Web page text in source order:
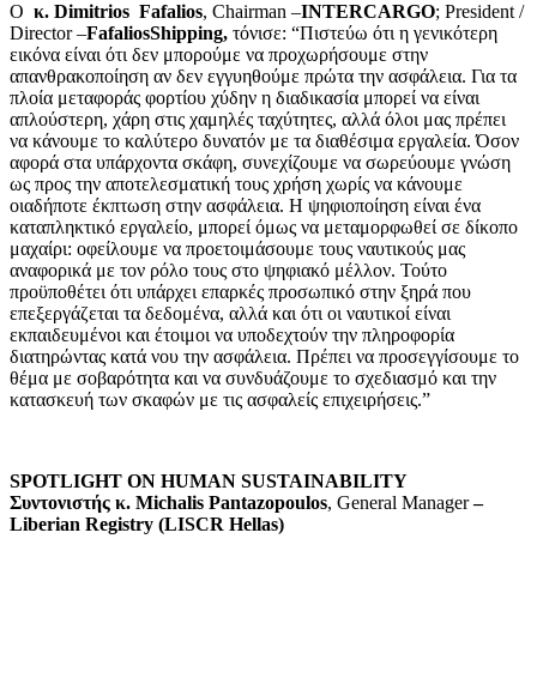
O κ. Dimitrios Fafalios, Chairman –INTERCARGO; President /
Director –FafaliosShipping, τόνισε: “Πιστεύω ότι η γενικότερη
εικόνα είναι ότι δεν μπορούμε να προχωρήσουμε στην
απανθρακοποίηση αν δεν εγγυηθούμε πρώτα την ασφάλεια. Για τα
πλοία μεταφοράς φορτίου χύδην η διαδικασία μπορεί να είναι
απλούστερη, χάρη στις χαμηλές ταχύτητες, αλλά όλοι μας πρέπει
να κάνουμε το καλύτερο δυνατόν με τα διαθέσιμα εργαλεία. Όσον
αφορά στα υπάρχοντα σκάφη, συνεχίζουμε να σωρεύουμε γνώση
ως προς την αποτελεσματική τους χρήση χωρίς να κάνουμε
οιαδήποτε έκπτωση στην ασφάλεια. Η ψηφιοποίηση είναι ένα
καταπληκτικό εργαλείο, μπορεί όμως να μεταμορφωθεί σε δίκοπο
μαχαίρι: οφείλουμε να προετοιμάσουμε τους ναυτικούς μας
αναφορικά με τον ρόλο τους στο ψηφιακό μέλλον. Τούτο
προϋποθέτει ότι υπάρχει επαρκές προσωπικό στην ξηρά που
επεξεργάζεται τα δεδομένα, αλλά και ότι οι ναυτικοί είναι
εκπαιδευμένοι και έτοιμοι να υποδεχτούν την πληροφορία
διατηρώντας κατά νου την ασφάλεια. Πρέπει να προσεγγίσουμε το
θέμα με σοβαρότητα και να συνδυάζουμε το σχεδιασμό και την
κατασκευή των σκαφών με τις ασφαλείς επιχειρήσεις.”
SPOTLIGHT ON HUMAN SUSTAINABILITY
Συντονιστής κ. Michalis Pantazopoulos, General Manager–
Liberian Registry (LISCR Hellas)